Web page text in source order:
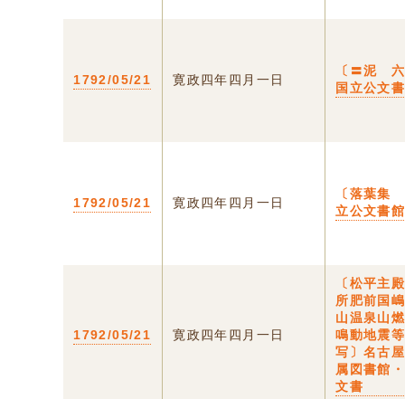
1792/05/21 寛政四年四月一日
〔〓泥
国立公文
1792/05/21 寛政四年四月一日
〔落葉集
立公文書館
1792/05/21 寛政四年四月一日
〔松平主
所肥前国
山温泉山
鳴動地震
写〕名古
属図書館
文書